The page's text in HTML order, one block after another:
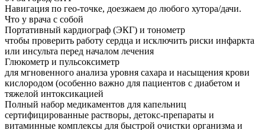
Навигация по гео-точке, доезжаем до любого хутора/дачи.
Что у врача с собой
Портативный кардиограф (ЭКГ) и тонометр
чтобы проверить работу сердца и исключить риски инфаркта
или инсульта перед началом лечения
Глюкометр и пульсоксиметр
для мгновенного анализа уровня сахара и насыщения крови
кислородом (особенно важно для пациентов с диабетом и
тяжелой интоксикацией
Полный набор медикаментов для капельниц
сертифицированные растворы, детокс-препараты и
витаминные комплексы для быстрой очистки организма и